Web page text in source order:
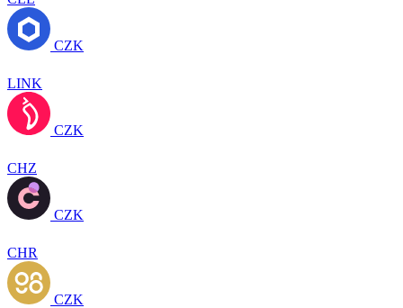
CZK
LINK
CZK
CHZ
CZK
CHR
CZK